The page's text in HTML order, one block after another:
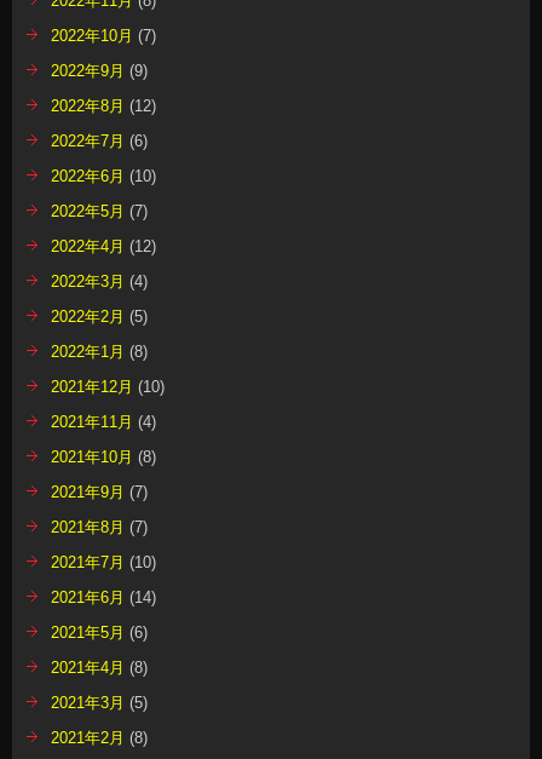
2022年10月 (7)
2022年9月 (9)
2022年8月 (12)
2022年7月 (6)
2022年6月 (10)
2022年5月 (7)
2022年4月 (12)
2022年3月 (4)
2022年2月 (5)
2022年1月 (8)
2021年12月 (10)
2021年11月 (4)
2021年10月 (8)
2021年9月 (7)
2021年8月 (7)
2021年7月 (10)
2021年6月 (14)
2021年5月 (6)
2021年4月 (8)
2021年3月 (5)
2021年2月 (8)